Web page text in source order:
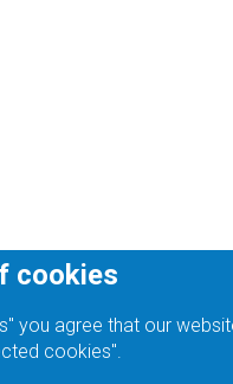
cookies
you agree that our
cookies".